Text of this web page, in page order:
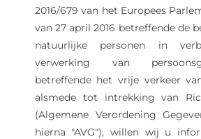
2016/679 van het Europees
van 27 april 2016 betreffende de
natuurlijke personen in
verwerking van
betreffende het vrije verkeer
alsmede tot intrekking van
(Algemene Verordening
hierna "AVG"), willen wij u